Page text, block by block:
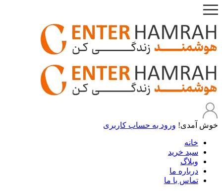
خوش آمدی! ورود به حساب کاربری
خانه
سبد خرید
وبلاگ
درباره ما
تماس با ما